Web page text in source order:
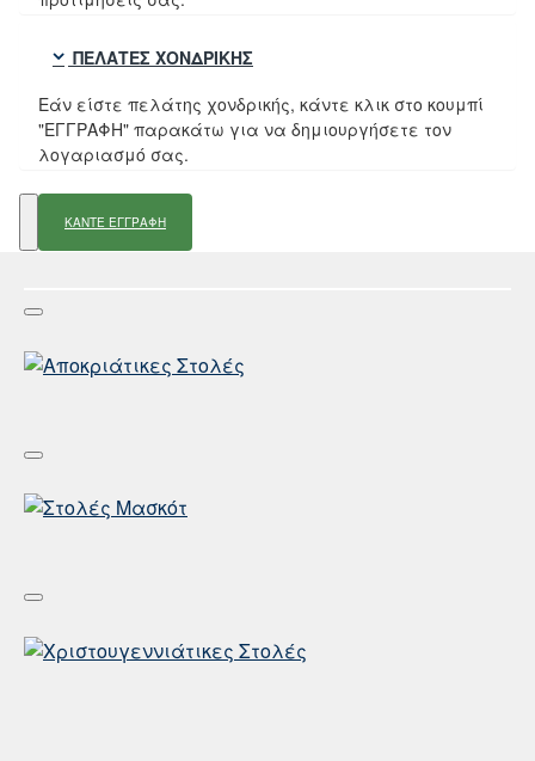
ΠΕΛΆΤΕΣ ΧΟΝΔΡΙΚΉΣ
Εάν είστε πελάτης χονδρικής, κάντε κλικ στο κουμπί
"ΕΓΓΡΑΦΗ" παρακάτω για να δημιουργήσετε τον
λογαριασμό σας.
ΚΑΝΤΕ ΕΓΓΡΑΦΗ